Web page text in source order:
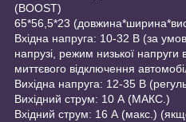
(BOOST)
65*56,5*23
Вхідна напруга: 10-32 В (за
напрузі, режим низької напруги
миттєвого відключення
Вихідна напруга: 12-35 В
Вихідний струм: 10 А (МАКС.)
Вхідний струм: 16 А (макс.)